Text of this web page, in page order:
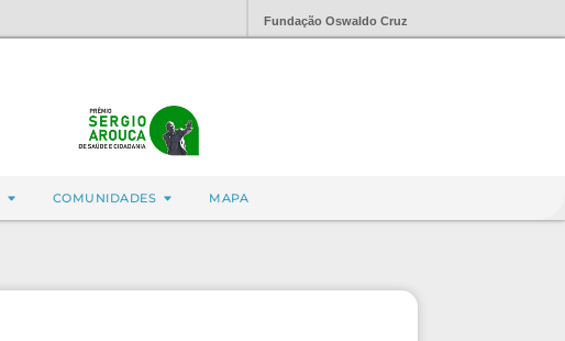
Fundação Oswaldo Cruz
COMUNIDADES MAPA